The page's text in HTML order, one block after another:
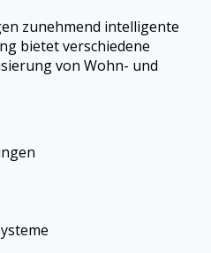
zunehmend intelligente
bietet verschiedene
von Wohn- und